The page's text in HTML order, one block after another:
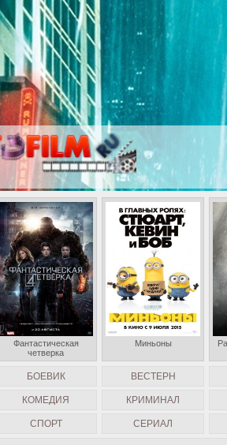
БОЕВИК ВЕСТЕРН
КОМЕДИЯ КРИМИНАЛ
СПОРТ СЕРИАЛ
Фантастическая
четверка
Миньоны